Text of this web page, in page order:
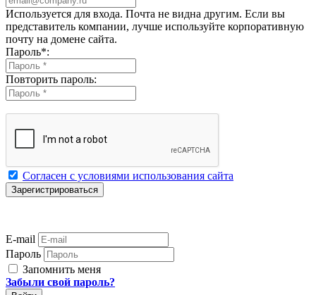
Используется для входа. Почта не видна другим. Если вы
представитель компании, лучше используйте корпоративную
почту на домене сайта.
Пароль*:
Повторить пароль:
Согласен с условиями использования сайта
E-mail
Пароль
Запомнить меня
Забыли свой пароль?